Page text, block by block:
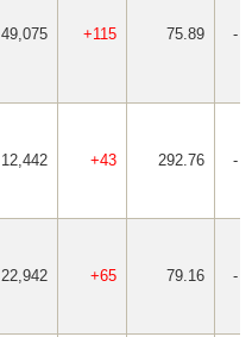
49,075 +115 75.89 -
12,442 +43 292.76 -
22,942 +65 79.16 -